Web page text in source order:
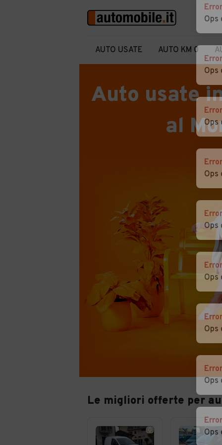
AUTO USATE AUTO KM 0
Auto usate
al
Le migliori offerte per
Error
Ops
Error
Ops
Error
Ops
Error
Ops
Error
Ops
Error
Ops
Error
Ops
Error
Ops
Error
Ops